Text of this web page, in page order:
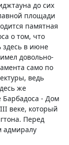
до сих
площади
памятная
о том, что
здесь в июне
довольно-
само по
ведь
же
Барбадоса - Дом
веке, который
Перед
адмиралу